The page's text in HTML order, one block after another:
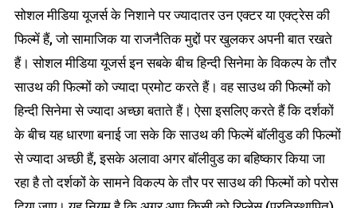
सोशल मीडिया यूजर्स के निशाने पर ज्यादातर उन एक्टर या एक्ट्रेस की
फिल्में हैं, जो सामाजिक या राजनैतिक मुद्दों पर खुलकर अपनी बात रखते
हैं। सोशल मीडिया यूजर्स इन सबके बीच हिन्दी सिनेमा के विकल्प के तौर
साउथ की फिल्मों को ज्यादा प्रमोट करते हैं। वह साउथ की फिल्मों को
हिन्दी सिनेमा से ज्यादा अच्छा बताते हैं। ऐसा इसलिए करते हैं कि दर्शकों
के बीच यह धारणा बनाई जा सके कि साउथ की फिल्में बॉलीवुड की फिल्मों
से ज्यादा अच्छी हैं, इसके अलावा अगर बॉलीवुड का बहिष्कार किया जा
रहा है तो दर्शकों के सामने विकल्प के तौर पर साउथ की फिल्मों को परोस